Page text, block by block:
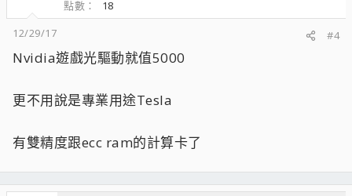
：
點數
18
12/29/17
#4
Nvidia遊戲光驅動就值5000
更不用說是專業用途Tesla
有雙精度跟ecc ram的計算卡了